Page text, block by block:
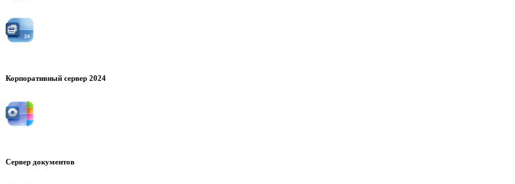
Корпоративный сервер 2024
Сервер документов